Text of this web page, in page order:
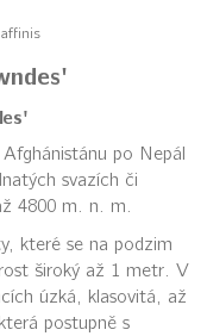
po Nepál
svazích či
4800 m. n. m.
které se na podzim
široký až 1 metr. V
úzká, klasovitá, až
postupně s